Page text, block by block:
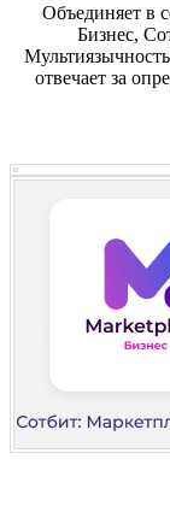
Объединяет в
Бизнес,
отвечает за